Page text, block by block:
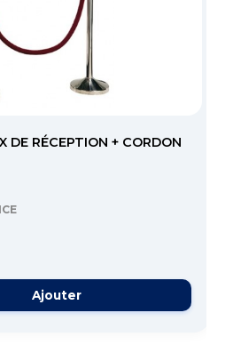
DE RÉCEPTION + CORDON
Ajouter